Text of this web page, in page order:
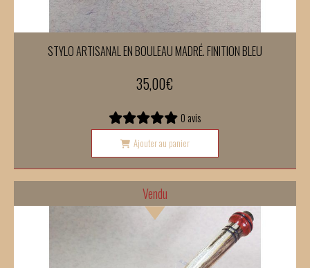
STYLO ARTISANAL EN BOULEAU MADRÉ. FINITION BLEU
35,00€
0 avis
Ajouter au panier
Vendu